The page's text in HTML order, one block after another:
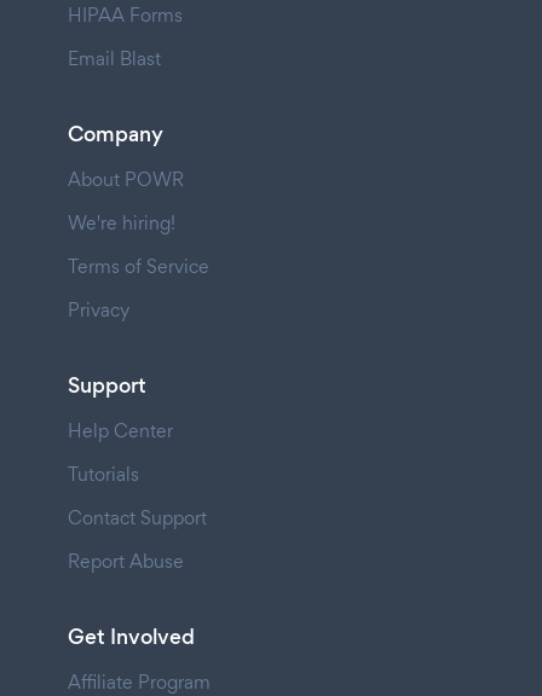
HIPAA Forms
Email Blast
Company
About POWR
We're hiring!
Terms of Service
Privacy
Support
Help Center
Tutorials
Contact Support
Report Abuse
Get Involved
Affiliate Program